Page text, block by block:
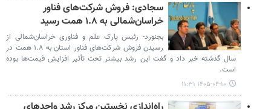
سجادی: فروش شرکت‌های فناور
خراسان‌شمالی به ۱.۸ همت رسید
بجنورد- رئیس پارک علم و فناوری خراسان‌شمالی از
رسیدن فروش شرکت‌های فناور استان به ۱.۸ همت در
سال گذشته خبر داد و گفت این رشد بیشتر تحت تأثیر افزایش قیمت‌ها بوده
است.
۱۴۰۵-۰۴-۱۰ ۱۱:۳۱